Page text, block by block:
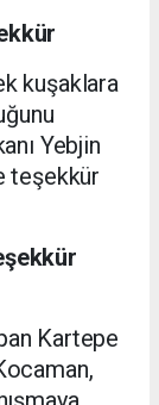
kuşaklara
Yebjin
teşekkür
Kartepe